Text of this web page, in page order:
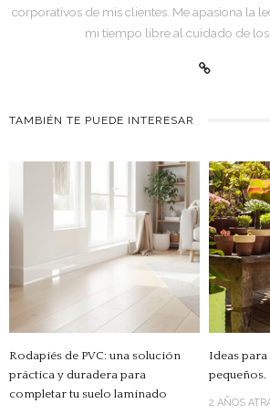
corporativos de mis clientes. Me apasiona la
mi tiempo libre al cuidado de los
TAMBIÉN TE PUEDE INTERESAR
Rodapiés de PVC: una solución
práctica y duradera para
completar tu suelo laminado
Ideas
pequeños.
2 AÑOS